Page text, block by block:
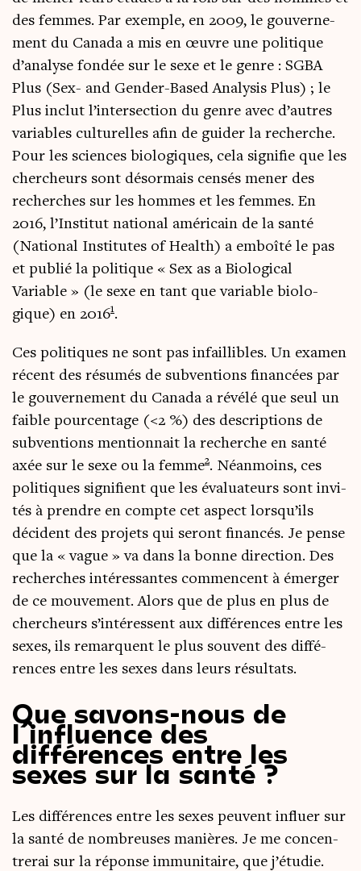
des femmes. Par exemple, en 2009, le gou­ver­ne­
ment du Cana­da a mis en œuvre une poli­tique
d’a­na­lyse fon­dée sur le sexe et le genre : SGBA
Plus (Sex- and Gen­der-Based Ana­ly­sis Plus) ; le
Plus inclut l’in­ter­sec­tion du genre avec d’autres
variables cultu­relles afin de gui­der la recherche.
Pour les sciences bio­lo­giques, cela signi­fie que les
cher­cheurs sont désor­mais cen­sés mener des
recherches sur les hommes et les femmes. En
2016, l’Ins­ti­tut natio­nal amé­ri­cain de la san­té
(Natio­nal Ins­ti­tutes of Health) a emboî­té le pas
et publié la poli­tique « Sex as a Bio­lo­gi­cal
Variable » (le sexe en tant que variable bio­lo­
gique) en 20161.
Ces poli­tiques ne sont pas infaillibles. Un exa­men
récent des résu­més de sub­ven­tions finan­cées par
le gou­ver­ne­ment du Cana­da a révé­lé que seul un
faible pour­cen­tage (<2 %) des des­crip­tions de
sub­ven­tions men­tion­nait la recherche en san­té
axée sur le sexe ou la femme2. Néan­moins, ces
poli­tiques signi­fient que les éva­lua­teurs sont invi­
tés à prendre en compte cet aspect lors­qu’ils
décident des pro­jets qui seront finan­cés. Je pense
que la « vague » va dans la bonne direc­tion. Des
recherches inté­res­santes com­mencent à émer­ger
de ce mou­ve­ment. Alors que de plus en plus de
cher­cheurs s’in­té­ressent aux dif­fé­rences entre les
sexes, ils remarquent le plus sou­vent des dif­fé­
rences entre les sexes dans leurs résultats.
Que savons-nous de
l’influence des
différences entre les
sexes sur la santé ?
Les dif­fé­rences entre les sexes peuvent influer sur
la san­té de nom­breuses manières. Je me concen­
tre­rai sur la réponse immu­ni­taire, que j’é­tu­die.